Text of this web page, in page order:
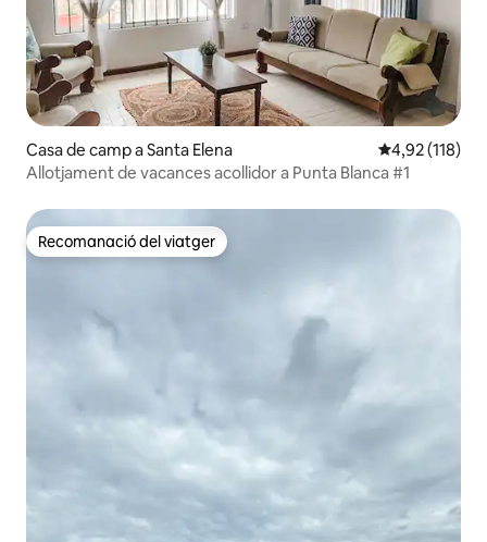
Casa de camp a Santa Elena 4,92 de
4,92 (118)
Allotjament de vacances acollidor a Punta Blanca #1
Recomanació del viatger
Recomanació del viatger